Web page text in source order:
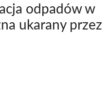
odpadów w
ukarany przez